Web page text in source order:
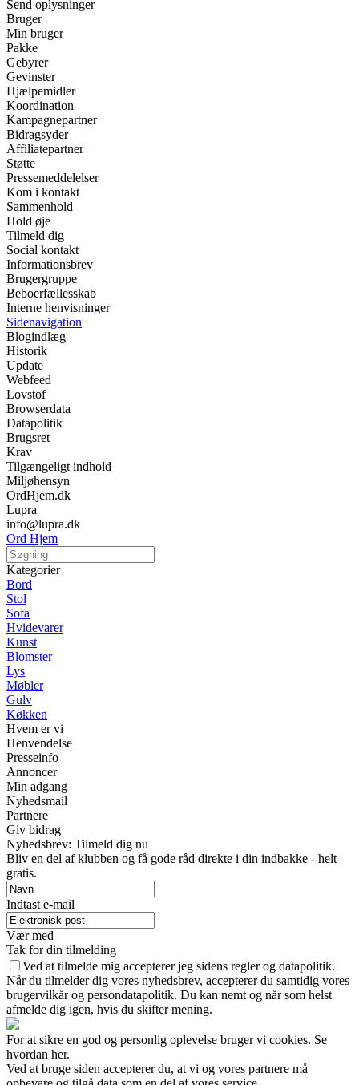
Send oplysninger
Bruger
Min bruger
Pakke
Gebyrer
Gevinster
Hjælpemidler
Koordination
Kampagnepartner
Bidragsyder
Affiliatepartner
Støtte
Pressemeddelelser
Kom i kontakt
Sammenhold
Hold øje
Tilmeld dig
Social kontakt
Informationsbrev
Brugergruppe
Beboerfællesskab
Interne henvisninger
Sidenavigation
Blogindlæg
Historik
Update
Webfeed
Lovstof
Browserdata
Datapolitik
Brugsret
Krav
Tilgængeligt indhold
Miljøhensyn
OrdHjem.dk
Lupra
info@lupra.dk
Ord Hjem
Kategorier
Bord
Stol
Sofa
Hvidevarer
Kunst
Blomster
Lys
Møbler
Gulv
Køkken
Hvem er vi
Henvendelse
Presseinfo
Annoncer
Min adgang
Nyhedsmail
Partnere
Giv bidrag
Nyhedsbrev: Tilmeld dig nu
Bliv en del af klubben og få gode råd direkte i din indbakke - helt
gratis.
Indtast e-mail
Vær med
Tak for din tilmelding
Ved at tilmelde mig accepterer jeg sidens regler og datapolitik.
Når du tilmelder dig vores nyhedsbrev, accepterer du samtidig vores
brugervilkår og persondatapolitik. Du kan nemt og når som helst
afmelde dig igen, hvis du skifter mening.
For at sikre en god og personlig oplevelse bruger vi cookies. Se
hvordan her.
Ved at bruge siden accepterer du, at vi og vores partnere må